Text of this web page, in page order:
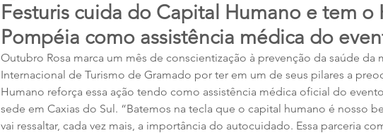
Festuris cuida do Capital Humano e tem o
Pompéia como assistência médica do
Outubro Rosa marca um mês de conscientização à prevenção da saúde da
Internacional de Turismo de Gramado por ter em um de seus pilares a
Humano reforça essa ação tendo como assistência médica oficial do
sede em Caxias do Sul. “Batemos na tecla que o capital humano é nosso
vai ressaltar, cada vez mais, a importância do autocuidado. Essa parceria